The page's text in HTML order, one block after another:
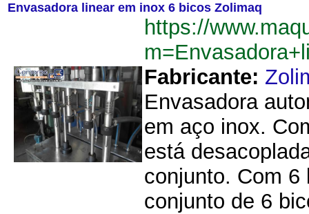
Envasadora linear em inox 6 bicos Zolimaq
https://
Fabricante:
Envasadora
em aço inox.
está
conjunto. Com 6
conjunto de 6